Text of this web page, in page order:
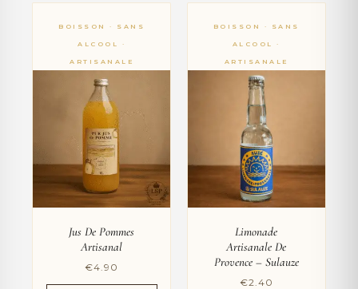
Jus De Pommes
Artisanal
€4.90
Limonade
Artisanale De
Provence – Sulauze
€2.40